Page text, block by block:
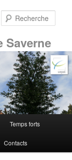
Saverne
Temps forts
Contacts